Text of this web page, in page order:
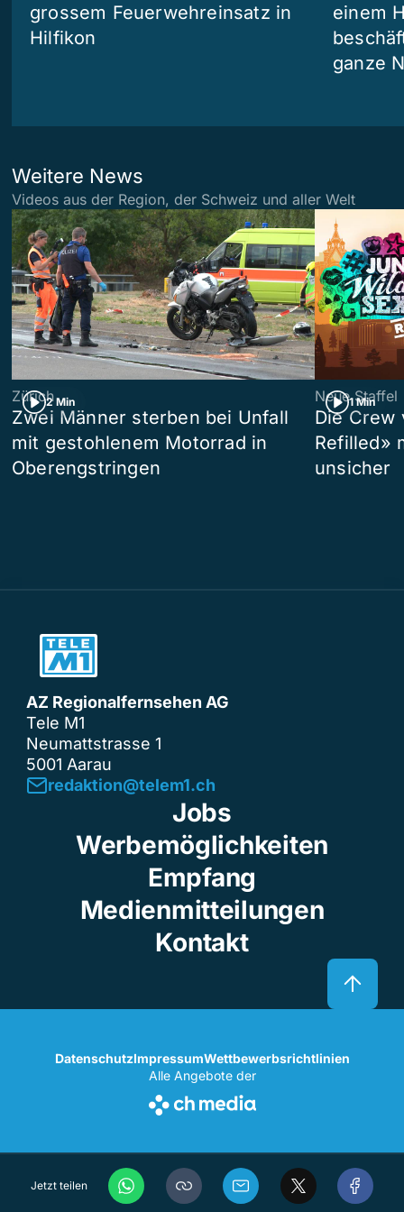
Jetzt teilen
grossem Feuerwehreinsatz in
Hilfikon
einem
ganze
Weitere News
Videos aus der Region, der Schweiz und aller Welt
2 Min
Zürich
Zwei Männer sterben bei Unfall
mit gestohlenem Motorrad in
Oberengstringen
1 Min
Neue Staffel
Die Crew
Refilled»
unsicher
AZ Regionalfernsehen AG
Tele M1
Neumattstrasse 1
5001 Aarau
redaktion@telem1.ch
Jobs
Werbemöglichkeiten
Empfang
Medienmitteilungen
Kontakt
DatenschutzImpressumWettbewerbsrichtlinien
Alle Angebote der